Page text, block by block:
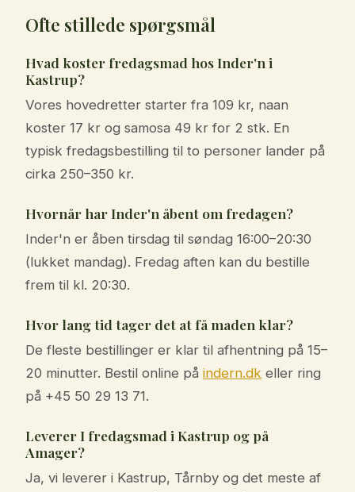
Ofte stillede spørgsmål
Hvad koster fredagsmad hos Inder'n i
Kastrup?
Vores hovedretter starter fra 109 kr, naan
koster 17 kr og samosa 49 kr for 2 stk. En
typisk fredagsbestilling til to personer lander på
cirka 250–350 kr.
Hvornår har Inder'n åbent om fredagen?
Inder'n er åben tirsdag til søndag 16:00–20:30
(lukket mandag). Fredag aften kan du bestille
frem til kl. 20:30.
Hvor lang tid tager det at få maden klar?
De fleste bestillinger er klar til afhentning på 15–
20 minutter. Bestil online på indern.dk eller ring
på +45 50 29 13 71.
Leverer I fredagsmad i Kastrup og på
Amager?
Ja, vi leverer i Kastrup, Tårnby og det meste af